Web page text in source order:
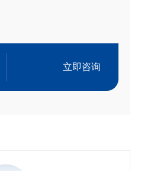
立即咨询